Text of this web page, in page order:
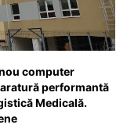
computer
performantă
Medicală.